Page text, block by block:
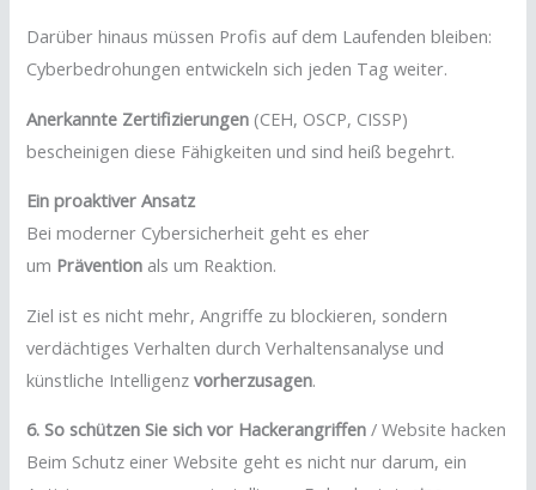
Darüber hinaus müssen Profis auf dem Laufenden bleiben:
Cyberbedrohungen entwickeln sich jeden Tag weiter.
Anerkannte Zertifizierungen (CEH, OSCP, CISSP)
bescheinigen diese Fähigkeiten und sind heiß begehrt.
Ein proaktiver Ansatz
Bei moderner Cybersicherheit geht es eher
um Prävention als um Reaktion.
Ziel ist es nicht mehr, Angriffe zu blockieren, sondern
verdächtiges Verhalten durch Verhaltensanalyse und
künstliche Intelligenzvorherzusagen.
6. So schützen Sie sich vor Hackerangriffen / Website hacken
Beim Schutz einer Website geht es nicht nur darum, ein